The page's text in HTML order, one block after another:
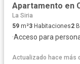
Apartamento en
La Siria
59 m²3 Habitaciones2
·Acceso para
Actualizado hace más